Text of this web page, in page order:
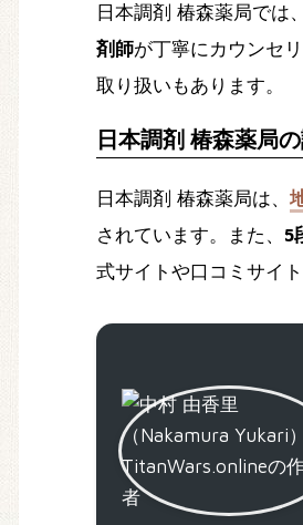
日本調剤 椿森薬局では、
剤師が丁寧にカウンセ
取り扱いもあります。
日本調剤 椿森薬局
日本調剤 椿森薬局は、
されています。また、 5
式サイトや口コミサイ